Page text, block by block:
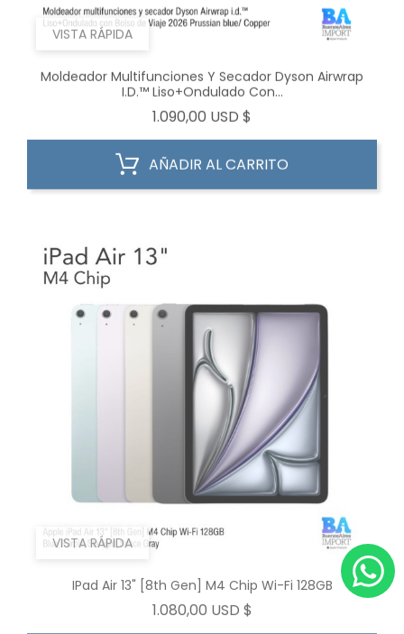
VISTA RÁPIDA
Moldeador Multifunciones Y Secador Dyson Airwrap
I.d.™ Liso+Ondulado Con...
1.090,00 USD $
AÑADIR AL CARRITO
VISTA RÁPIDA
IPad Air 13" [8th Gen] M4 Chip Wi-Fi 128GB
1.080,00 USD $